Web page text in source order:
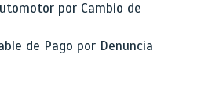
por Cambio de
de Pago por Denuncia